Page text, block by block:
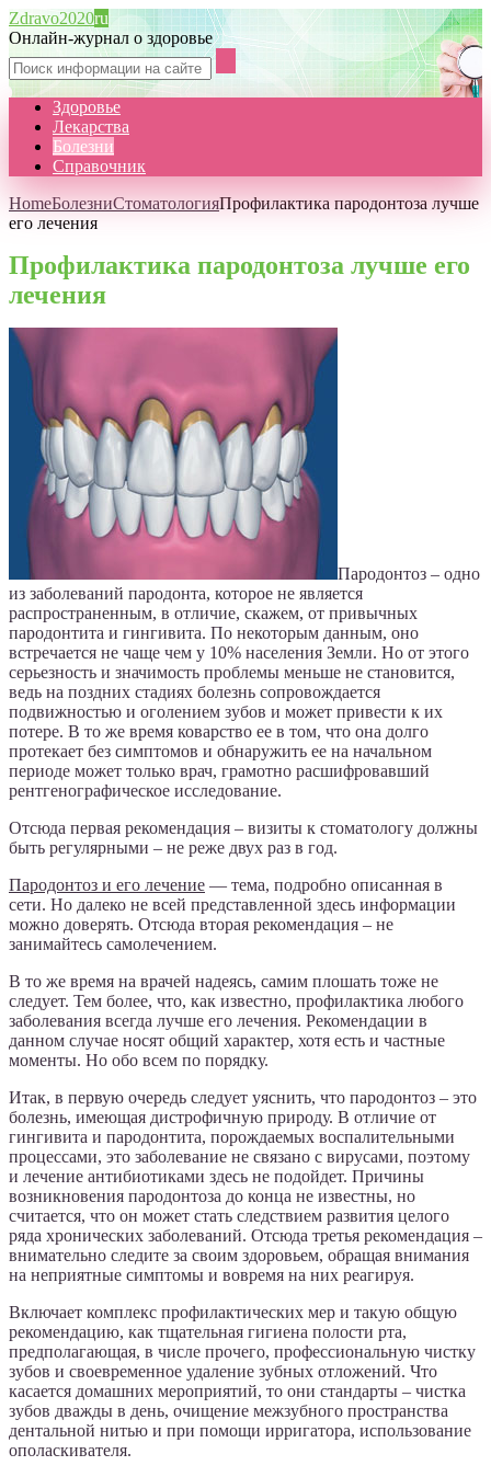
Zdravo2020ru
Онлайн-журнал о здоровье
Здоровье
Лекарства
Болезни
Справочник
HomeБолезниСтоматологияПрофилактика пародонтоза лучше
его лечения
Профилактика пародонтоза лучше его
лечения
Пародонтоз – одно
из заболеваний пародонта, которое не является
распространенным, в отличие, скажем, от привычных
пародонтита и гингивита. По некоторым данным, оно
встречается не чаще чем у 10% населения Земли. Но от этого
серьезность и значимость проблемы меньше не становится,
ведь на поздних стадиях болезнь сопровождается
подвижностью и оголением зубов и может привести к их
потере. В то же время коварство ее в том, что она долго
протекает без симптомов и обнаружить ее на начальном
периоде может только врач, грамотно расшифровавший
рентгенографическое исследование.
Отсюда первая рекомендация – визиты к стоматологу должны
быть регулярными – не реже двух раз в год.
Пародонтоз и его лечение — тема, подробно описанная в
сети. Но далеко не всей представленной здесь информации
можно доверять. Отсюда вторая рекомендация – не
занимайтесь самолечением.
В то же время на врачей надеясь, самим плошать тоже не
следует. Тем более, что, как известно, профилактика любого
заболевания всегда лучше его лечения. Рекомендации в
данном случае носят общий характер, хотя есть и частные
моменты. Но обо всем по порядку.
Итак, в первую очередь следует уяснить, что пародонтоз – это
болезнь, имеющая дистрофичную природу. В отличие от
гингивита и пародонтита, порождаемых воспалительными
процессами, это заболевание не связано с вирусами, поэтому
и лечение антибиотиками здесь не подойдет. Причины
возникновения пародонтоза до конца не известны, но
считается, что он может стать следствием развития целого
ряда хронических заболеваний. Отсюда третья рекомендация –
внимательно следите за своим здоровьем, обращая внимания
на неприятные симптомы и вовремя на них реагируя.
Включает комплекс профилактических мер и такую общую
рекомендацию, как тщательная гигиена полости рта,
предполагающая, в числе прочего, профессиональную чистку
зубов и своевременное удаление зубных отложений. Что
касается домашних мероприятий, то они стандарты – чистка
зубов дважды в день, очищение межзубного пространства
дентальной нитью и при помощи ирригатора, использование
ополаскивателя.